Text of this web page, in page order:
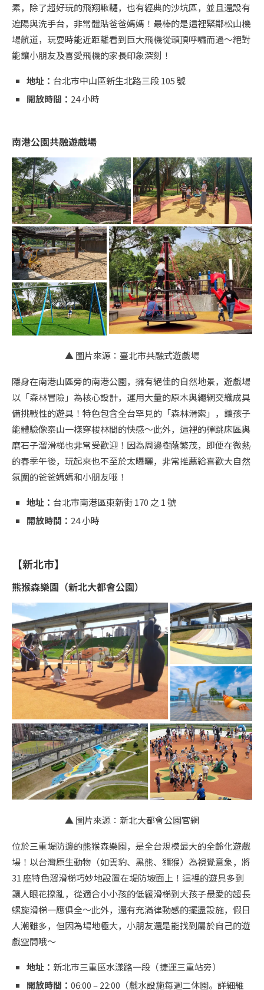
素，除了超好玩的飛翔鞦韆，也有經典的沙坑區，並且還設有
遮陽與洗手台，非常體貼爸爸媽媽！最棒的是這裡緊鄰松山機
場航道，玩耍時能近距離看到巨大飛機從頭頂呼嘯而過～絕對
能讓小朋友及喜愛飛機的家長印象深刻！
地址： 台北市中山區新生北路三段 105 號
開放時間： 24 小時
南港公園共融遊戲場
▲ 圖片來源：臺北市共融式遊戲場
隱身在南港山區旁的南港公園，擁有絕佳的自然地景，遊戲場
以「森林冒險」為核心設計，運用大量的原木與繩網交織成具
備挑戰性的遊具！特色包含全台罕見的「森林滑索」，讓孩子
能體驗像泰山一樣穿梭林間的快感～此外，這裡的彈跳床區與
磨石子溜滑梯也非常受歡迎！因為周邊樹蔭繁茂，即便在微熱
的春季午後，玩起來也不至於太曝曬，非常推薦給喜歡大自然
氛圍的爸爸媽媽和小朋友哦！
地址： 台北市南港區東新街 170 之 1 號
開放時間： 24 小時
【新北市】
熊猴森樂園（新北大都會公園）
▲ 圖片來源：新北大都會公園官網
位於三重堤防邊的熊猴森樂園，是全台規模最大的全齡化遊戲
場！以台灣原生動物（如雲豹、黑熊、獼猴）為視覺意象，將
31 座特色溜滑梯巧妙地設置在堤防坡面上！這裡的遊具多到
讓人眼花撩亂，從適合小小孩的低緩滑梯到大孩子最愛的超長
螺旋滑梯一應俱全～此外，還有充滿律動感的擺盪設施，假日
人潮雖多，但因為場地極大，小朋友還是能找到屬於自己的遊
戲空間哦～
地址： 新北市三重區水漾路一段（捷運三重站旁）
開放時間： 06:00 – 22:00（戲水設施每週二休園。詳細維